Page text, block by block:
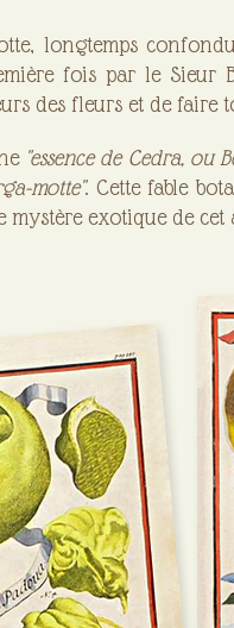
longtemps
fois par le Sieur
des fleurs et de faire
"essence de Cedra, ou
motte". Cette fable
exotique de